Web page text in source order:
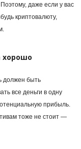
даже если у вас
криптовалюту,
хорошо
должен быть
все деньги в одну
прибыль.
тоже не стоит —